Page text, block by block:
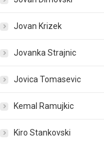
Jovan Krizek
Jovanka Strajnic
Jovica Tomasevic
Kemal Ramujkic
Kiro Stankovski